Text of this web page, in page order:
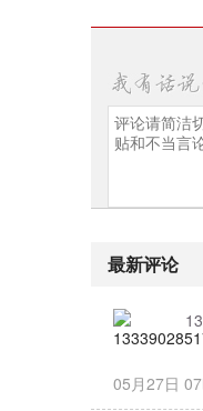
最新评论
05月27日